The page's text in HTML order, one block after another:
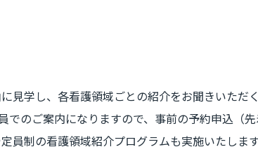
見学し、各看護領域ごとの紹介をお聞きいただ
のご案内になりますので、事前の予約申込（先
員制の看護領域紹介プログラムも実施いたし